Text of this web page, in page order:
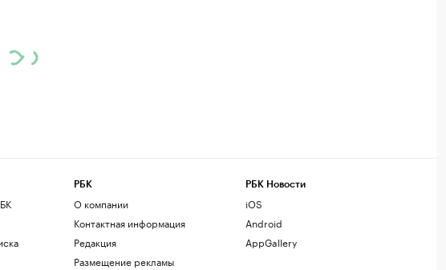
РБК
О компании
Контактная информация
Редакция
Размещение рекламы
РБК Новости
iOS
Android
AppGallery